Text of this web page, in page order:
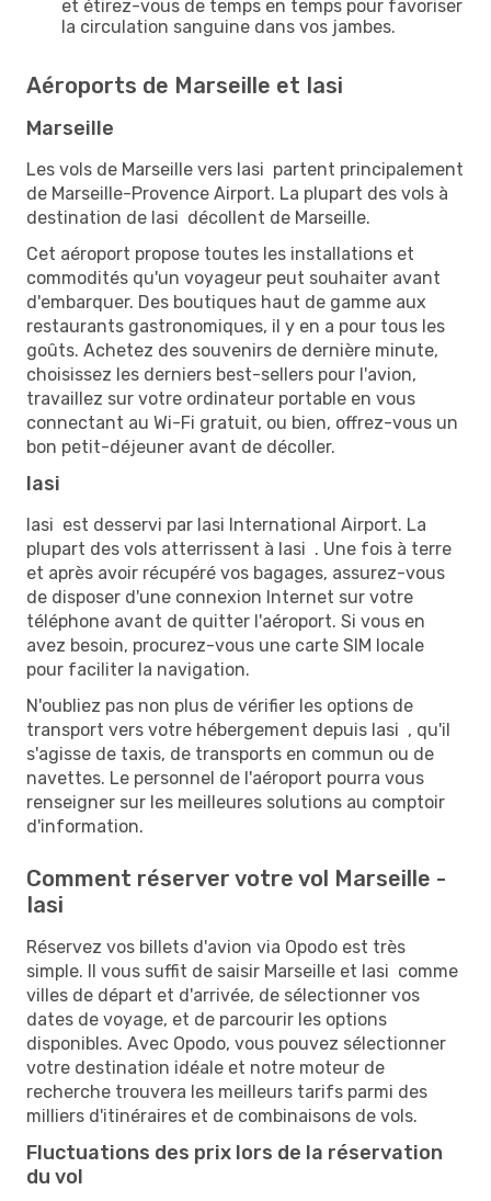
et étirez-vous de temps en temps pour favoriser
la circulation sanguine dans vos jambes.
Aéroports de Marseille et Iasi
Marseille
Les vols de Marseille vers Iasi partent principalement
de Marseille-Provence Airport. La plupart des vols à
destination de Iasi décollent de Marseille.
Cet aéroport propose toutes les installations et
commodités qu'un voyageur peut souhaiter avant
d'embarquer. Des boutiques haut de gamme aux
restaurants gastronomiques, il y en a pour tous les
goûts. Achetez des souvenirs de dernière minute,
choisissez les derniers best-sellers pour l'avion,
travaillez sur votre ordinateur portable en vous
connectant au Wi-Fi gratuit, ou bien, offrez-vous un
bon petit-déjeuner avant de décoller.
Iasi
Iasi est desservi par Iasi International Airport. La
plupart des vols atterrissent à Iasi . Une fois à terre
et après avoir récupéré vos bagages, assurez-vous
de disposer d'une connexion Internet sur votre
téléphone avant de quitter l'aéroport. Si vous en
avez besoin, procurez-vous une carte SIM locale
pour faciliter la navigation.
N'oubliez pas non plus de vérifier les options de
transport vers votre hébergement depuis Iasi , qu'il
s'agisse de taxis, de transports en commun ou de
navettes. Le personnel de l'aéroport pourra vous
renseigner sur les meilleures solutions au comptoir
d'information.
Comment réserver votre vol Marseille -
Iasi
Réservez vos billets d'avion via Opodo est très
simple. Il vous suffit de saisir Marseille et Iasi comme
villes de départ et d'arrivée, de sélectionner vos
dates de voyage, et de parcourir les options
disponibles. Avec Opodo, vous pouvez sélectionner
votre destination idéale et notre moteur de
recherche trouvera les meilleurs tarifs parmi des
milliers d'itinéraires et de combinaisons de vols.
Fluctuations des prix lors de la réservation
du vol